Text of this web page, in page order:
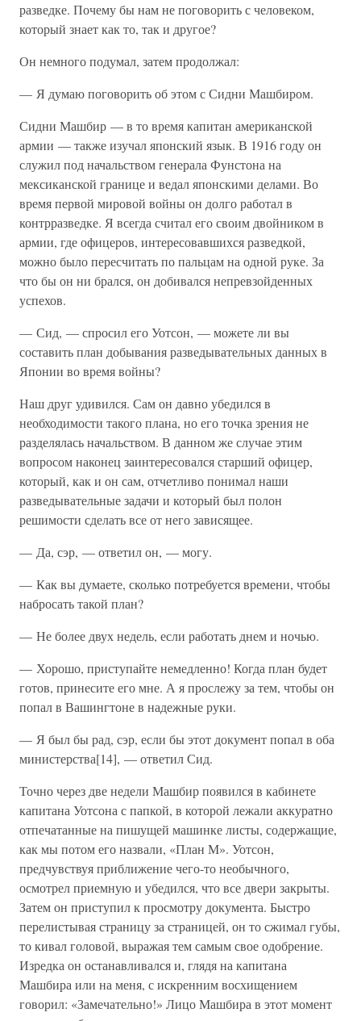
разведке. Почему бы нам не поговорить с человеком,
который знает как то, так и другое?
Он немного подумал, затем продолжал:
— Я думаю поговорить об этом с Сидни Машбиром.
Сидни Машбир — в то время капитан американской
армии — также изучал японский язык. В 1916 году он
служил под начальством генерала Фунстона на
мексиканской границе и ведал японскими делами. Во
время первой мировой войны он долго работал в
контрразведке. Я всегда считал его своим двойником в
армии, где офицеров, интересовавшихся разведкой,
можно было пересчитать по пальцам на одной руке. За
что бы он ни брался, он добивался непревзойденных
успехов.
— Сид, — спросил его Уотсон, — можете ли вы
составить план добывания разведывательных данных в
Японии во время войны?
Наш друг удивился. Сам он давно убедился в
необходимости такого плана, но его точка зрения не
разделялась начальством. В данном же случае этим
вопросом наконец заинтересовался старший офицер,
который, как и он сам, отчетливо понимал наши
разведывательные задачи и который был полон
решимости сделать все от него зависящее.
— Да, сэр, — ответил он, — могу.
— Как вы думаете, сколько потребуется времени, чтобы
набросать такой план?
— Не более двух недель, если работать днем и ночью.
— Хорошо, приступайте немедленно! Когда план будет
готов, принесите его мне. А я прослежу за тем, чтобы он
попал в Вашингтоне в надежные руки.
— Я был бы рад, сэр, если бы этот документ попал в оба
министерства[14], — ответил Сид.
Точно через две недели Машбир появился в кабинете
капитана Уотсона с папкой, в которой лежали аккуратно
отпечатанные на пишущей машинке листы, содержащие,
как мы потом его назвали, «План М». Уотсон,
предчувствуя приближение чего-то необычного,
осмотрел приемную и убедился, что все двери закрыты.
Затем он приступил к просмотру документа. Быстро
перелистывая страницу за страницей, он то сжимал губы,
то кивал головой, выражая тем самым свое одобрение.
Изредка он останавливался и, глядя на капитана
Машбира или на меня, с искренним восхищением
говорил: «Замечательно!» Лицо Машбира в этот момент